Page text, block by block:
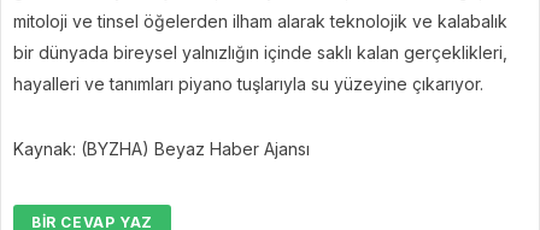
mitoloji ve tinsel öğelerden ilham alarak teknolojik ve kalabalık
bir dünyada bireysel yalnızlığın içinde saklı kalan gerçeklikleri,
hayalleri ve tanımları piyano tuşlarıyla su yüzeyine çıkarıyor.
Kaynak: (BYZHA) Beyaz Haber Ajansı
BIR CEVAP YAZ